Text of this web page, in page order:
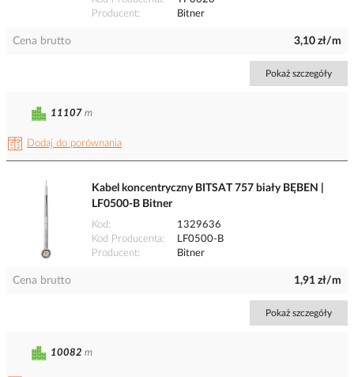
Producent
Bitner
Cena brutto 3,10 zł/m
Pokaż szczegóły
Dodaj do porównania
11107 m
Kabel koncentryczny BITSAT 757 biały BĘBEN |
LF0500-B Bitner
Kod
1329636
Kod Producenta
LF0500-B
Producent
Bitner
Cena brutto 1,91 zł/m
Pokaż szczegóły
10082 m